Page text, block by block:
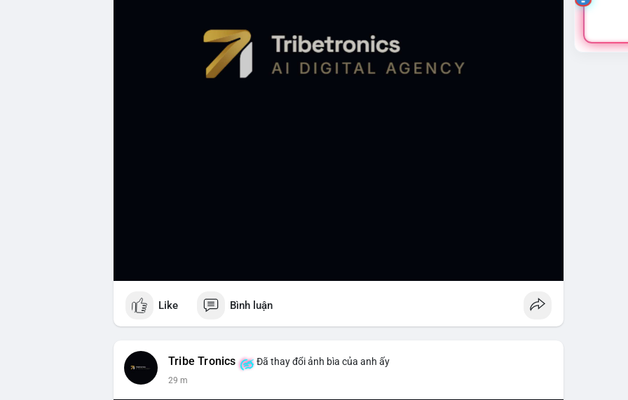
Like Bình luận
Tribe Tronics Đã thay đổi ảnh bìa của anh ấy
29 m